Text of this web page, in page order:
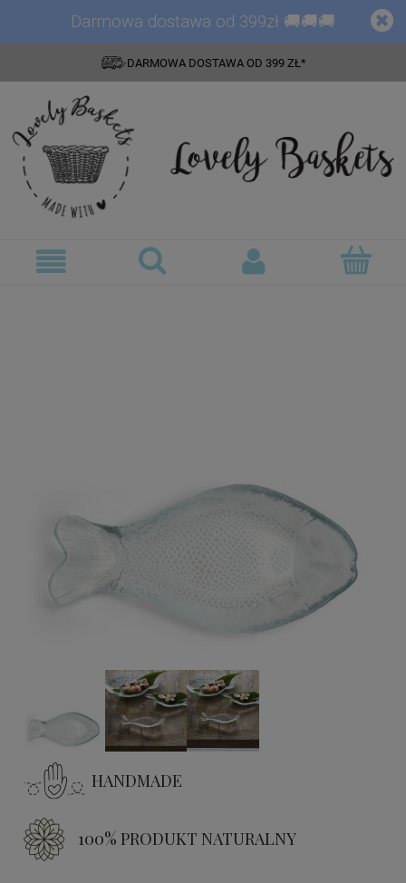
Darmowa dostawa od 399zł 🚚🚚🚚
DARMOWA DOSTAWA OD 399 ZŁ*
HANDMADE
100% PRODUKT NATURALNY